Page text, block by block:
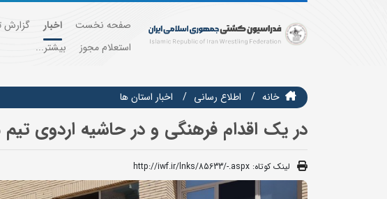
صفحه نخست اخبار گزارش
استعلام مجوز
بیشتر...
خانه اطلاع رسانی اخبار استان ها
در یک اقدام فرهنگی و در حاشیه اردوی
لینک کوتاه: http://iwf.ir/lnks/85633/-.aspx